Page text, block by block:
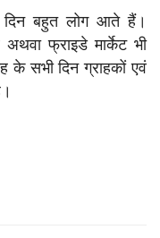
दिन बहुत लोग आते हैं।
फ्राइडे मार्केट भी
के सभी दिन ग्राहकों एवं